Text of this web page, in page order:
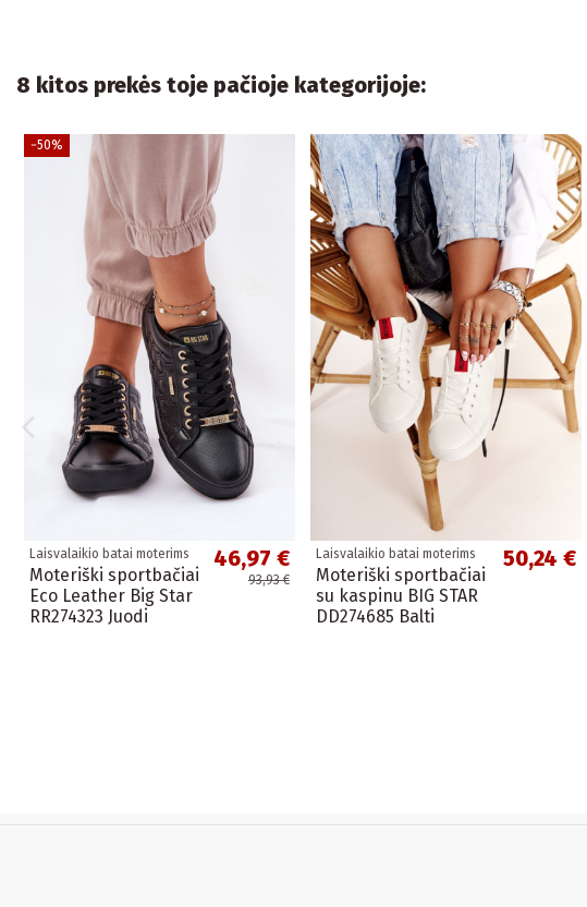
8 kitos prekės toje pačioje kategorijoje:
−50%
Laisvalaikio batai moterims
Moteriški sportbačiai
Eco Leather Big Star
RR274323 Juodi
46,97 €
93,93 €
Laisvalaikio batai moterims
Moteriški sportbačiai
su kaspinu BIG STAR
DD274685 Balti
50,24 €